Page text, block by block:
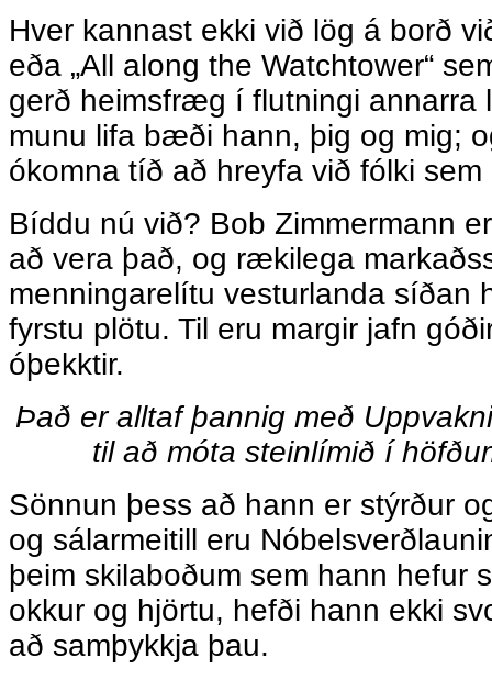
Hver kannast ekki við lög á borð
eða „All along the Watchtower“
gerð heimsfræg í flutningi annarra
munu lifa bæði hann, þig og mig;
ókomna tíð að hreyfa við fólki
Bíddu nú við? Bob Zimmermann
að vera það, og rækilega
menningarelítu vesturlanda síðan
fyrstu plötu. Til eru margir jafn
óþekktir.
Það er alltaf þannig með
til að móta steinlímið í
Sönnun þess að hann er stýrður
og sálarmeitill eru
þeim skilaboðum sem hann hefur
okkur og hjörtu, hefði hann ekki
að samþykkja þau.